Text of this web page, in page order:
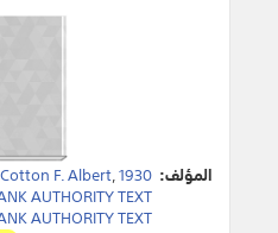
المؤلف: Cotton F. Albert,1930
AUTHORITY TEXT
AUTHORITY TEXT